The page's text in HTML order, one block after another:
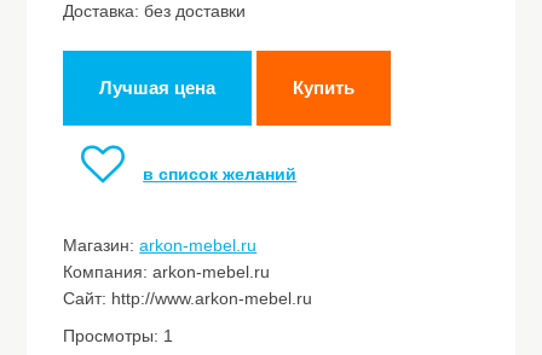
Доставка: без доставки
Лучшая цена Купить
в список желаний
Магазин:arkon-mebel.ru
Компания: arkon-mebel.ru
Сайт: http://www.arkon-mebel.ru
Просмотры: 1